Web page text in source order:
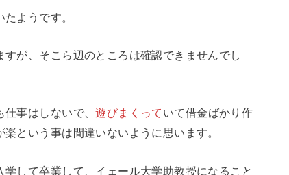
ようです。
が、そこら辺のところは確認できませんでし
仕事はしないで、遊びまくって いて借金ばかり作
という事は間違いないように思います。
して卒業して、イェール大学助教授になること